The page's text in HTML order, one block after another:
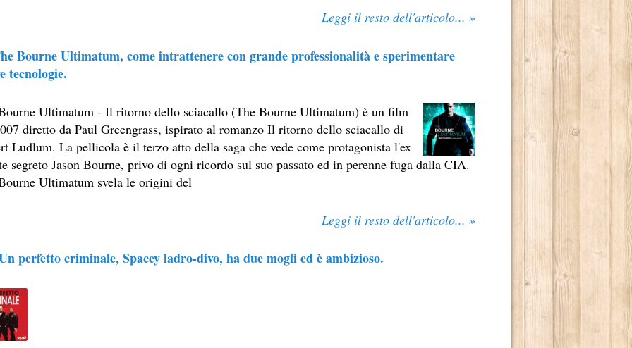
RACCOMANDATI SE TI PIACCIONO NEL MESE DI APRILE 2014.
Leggi il resto dell'articolo... »
Bourne Ultimatum, come intrattenere con grande professionalità e sperimentare
tecnologie.
Ultimatum - Il ritorno dello sciacallo (The Bourne Ultimatum) è un film
diretto da Paul Greengrass, ispirato al romanzo Il ritorno dello sciacallo di
Ludlum. La pellicola è il terzo atto della saga che vede come protagonista l'ex
segreto Jason Bourne, privo di ogni ricordo sul suo passato ed in perenne fuga dalla CIA.
Ultimatum svela le origini del
Leggi il resto dell'articolo... »
perfetto criminale, Spacey ladro-divo, ha due mogli ed è ambizioso.